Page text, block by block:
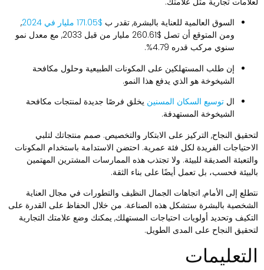
السوق العالمية للعناية بالبشرة, تقدر ب$171.05 مليار في 2024
,
ومن المتوقع أن تصل $260.61 مليار من قبل 2033, مع معدل نمو
سنوي مركب قدره 4.79%.
إن طلب المستهلكين على المكونات الطبيعية وحلول مكافحة
الشيخوخة هو الذي يدفع هذا النمو.
التوسيع السكان المسنينيخلق فرصًا جديدة لمنتجات مكافحة
الشيخوخة المستهدفة.
النجاح, التركيز على الابتكار والتخصيص. صمم منتجاتك لتلبي
الفريدة لكل فئة عمرية. احتضن الاستدامة باستخدام المكونات
الصديقة للبيئة. ولا تجتذب هذه الممارسات المشترين المهتمين
فحسب، بل تعمل أيضًا على بناء الثقة.
إلى الأمام, اتجاهات الجمال النظيف والتطورات في مجال العناية
بالبشرة ستشكل هذه الصناعة. من خلال الحفاظ على القدرة على
وتحديد أولويات احتياجات المستهلك, يمكنك وضع علامتك التجارية
النجاح على المدى الطويل.